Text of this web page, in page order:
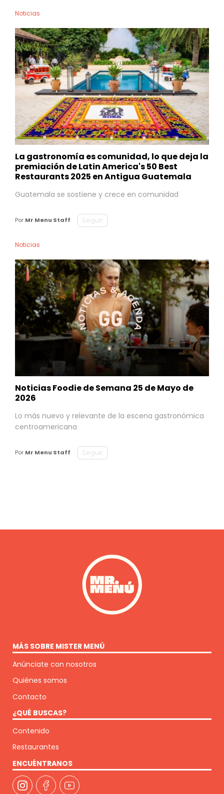
Noticias
La gastronomía es comunidad, lo que deja la
premiación de Latin America's 50 Best
Restaurants 2025 en Antigua Guatemala
Guatemala se sostiene y crece en comunidad
Por Mr Menu Staff Seguir
Noticias
Noticias Foodie de Semana 25 de Mayo de
2026
Lo más nuevo y relevante de la escena gastronómica
centroamericana
Por Mr Menu Staff Seguir
MÁS SOBRE MISTER MENÚ
Anúnciate con nosotros
Quiénes somos
Contacto
¿QUÉ BUSCAS?
Contenido
Restaurantes
ENCUÉNTRANOS